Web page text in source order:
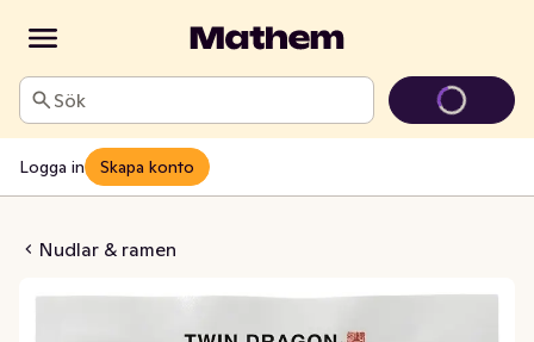
Sök
Logga in Skapa konto
Nudlar & ramen
Spaghetti Style